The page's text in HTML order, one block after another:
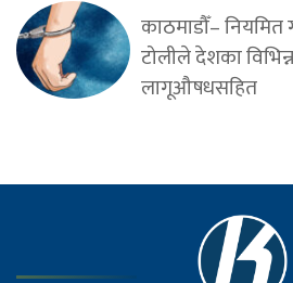
काठमाडौँ– नियमित
टोलीले देशका
लागूऔषधसहित